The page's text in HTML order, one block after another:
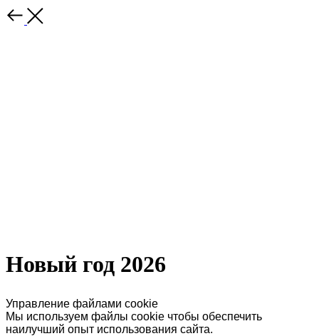
Новый год 2026
Управление файлами cookie
Мы используем файлы cookie чтобы обеспечить
наилучший опыт использования сайта.